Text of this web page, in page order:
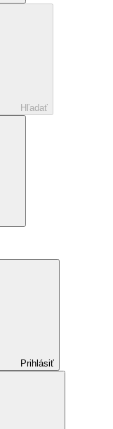
Hľadať
Prihlásiť